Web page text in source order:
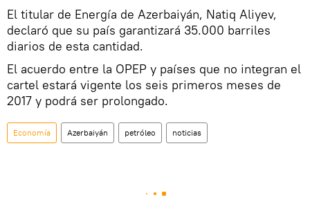
El titular de Energía de Azerbaiyán, Natiq Aliyev,
declaró que su país garantizará 35.000 barriles
diarios de esta cantidad.
El acuerdo entre la OPEP y países que no integran el
cartel estará vigente los seis primeros meses de
2017 y podrá ser prolongado.
Economía Azerbaiyán petróleo noticias